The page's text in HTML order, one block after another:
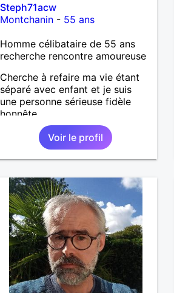
Steph71acw
Montchanin- 55 ans
Homme célibataire de 55 ans
recherche rencontre amoureuse
Cherche à refaire ma vie étant
séparé avec enfant et je suis
une personne sérieuse fidèle
honnête
Voir le profil